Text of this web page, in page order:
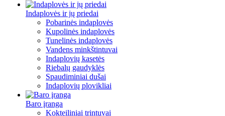
Indaplovės ir jų priedai
Pobarinės indaplovės
Kupolinės indaplovės
Tunelinės indaplovės
Vandens minkštintuvai
Indaplovių kasetės
Riebalų gaudyklės
Spaudiminiai dušai
Indaplovių plovikliai
Baro įranga
Kokteiliniai trintuvai